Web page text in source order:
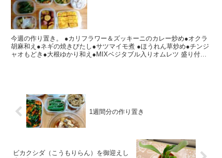
今週の作り置き。 ●カリフラワー＆ズッキーニのカレー炒め●オクラ
胡麻和え●ネギの焼きびたし●サツマイモ煮 ●ほうれん草炒め●チンジ
ャオもどき●大根ゆかり和え●MIXベジタブル入りオムレツ 盛り付け
1週間分の作り置き
ビカクシダ（こうもりらん）を御迎えし